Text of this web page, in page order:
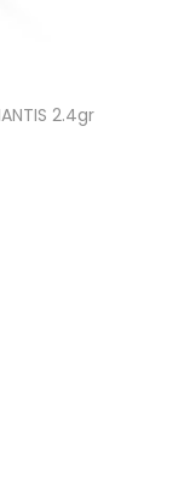
2.4gr